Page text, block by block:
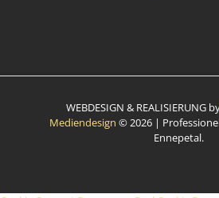
WEBDESIGN & REALISIERUNG
Mediendesign © 2026 |
Ennepetal.